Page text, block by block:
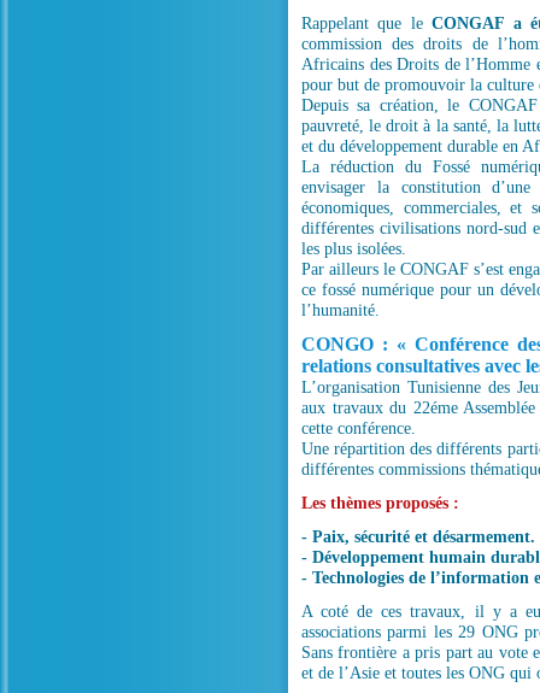
Rappelant que leCONGAF a
commission des droits de
Africains des Droits de l’Homme
pour but de promouvoir la
Depuis sa création, le
pauvreté, le droit à la santé, la
et du développement durable en
La réduction du Fossé
envisager la constitution
économiques, commerciales, et
différentes civilisations nord-sud
les plus isolées.
Par ailleurs le CONGAF s’est
ce fossé numérique pour un
l’humanité.
CONGO : « Conférence
relations consultatives avec
L’organisation Tunisienne des
aux travaux du 22éme
cette conférence.
Une répartition des différents
différentes commissions
Les thèmes proposés :
- Paix, sécurité et
- Développement humain
- Technologies de
A coté de ces travaux, il y a
associations parmi les 29 ONG
Sans frontière a pris part au vote
et de l’Asie et toutes les ONG